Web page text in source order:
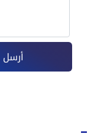
أرسل